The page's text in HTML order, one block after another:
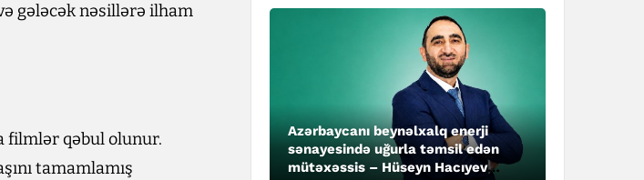
gələcək nəsillərə ilham
filmlər qəbul olunur.
tamamlamış
Azərbaycanı beynəlxalq enerji
sənayesində uğurla təmsil edən
mütəxəssis – Hüseyn Hacıyev